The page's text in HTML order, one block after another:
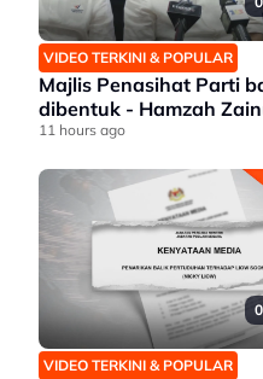
VIDEO TERKINI & POPULAR
Majlis Penasihat Parti
dibentuk - Hamzah
11 hours ago
VIDEO TERKINI & POPULAR